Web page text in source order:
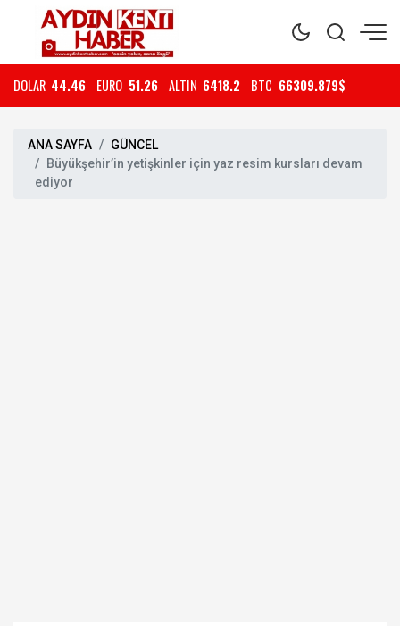
DOLAR 44.46 EURO 51.26 ALTIN 6418.2 BTC 66309.879$
ANA SAYFA
GÜNCEL
Büyükşehir’in yetişkinler için yaz resim kursları devam
ediyor